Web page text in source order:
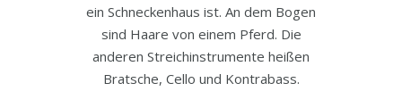
ein Schneckenhaus ist. An dem Bogen
sind Haare von einem Pferd. Die
anderen Streichinstrumente heißen
Bratsche, Cello und Kontrabass.